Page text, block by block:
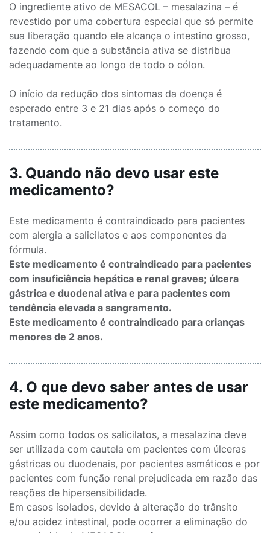
O ingrediente ativo de MESACOL – mesalazina – é
revestido por uma cobertura especial que só permite
sua liberação quando ele alcança o intestino grosso,
fazendo com que a substância ativa se distribua
adequadamente ao longo de todo o cólon.
O início da redução dos sintomas da doença é
esperado entre 3 e 21 dias após o começo do
tratamento.
3. Quando não devo usar este
medicamento?
Este medicamento é contraindicado para pacientes
com alergia a salicilatos e aos componentes da
fórmula.
Este medicamento é contraindicado para pacientes
com insuficiência hepática e renal graves; úlcera
gástrica e duodenal ativa e para pacientes com
tendência elevada a sangramento.
Este medicamento é contraindicado para crianças
menores de 2 anos.
4. O que devo saber antes de usar
este medicamento?
Assim como todos os salicilatos, a mesalazina deve
ser utilizada com cautela em pacientes com úlceras
gástricas ou duodenais, por pacientes asmáticos e por
pacientes com função renal prejudicada em razão das
reações de hipersensibilidade.
Em casos isolados, devido à alteração do trânsito
e/ou acidez intestinal, pode ocorrer a eliminação do